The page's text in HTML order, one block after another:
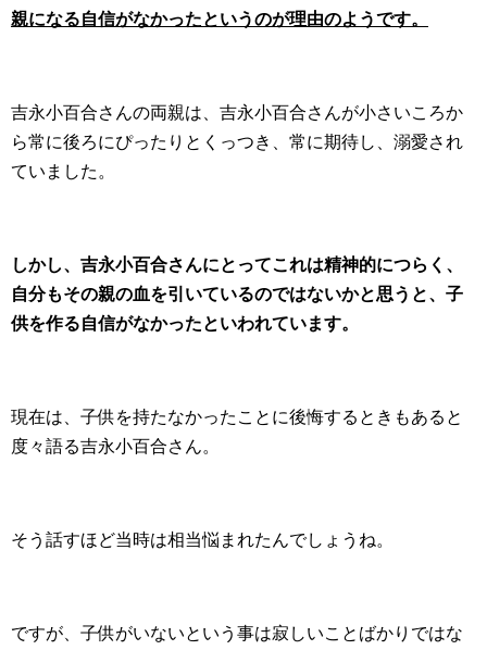
親になる自信がなかったというのが理由のようです。
吉永小百合さんの両親は、吉永小百合さんが小さいころか
ら常に後ろにぴったりとくっつき、常に期待し、溺愛され
ていました。
しかし、吉永小百合さんにとってこれは精神的につらく、
自分もその親の血を引いているのではないかと思うと、子
供を作る自信がなかったといわれています。
現在は、子供を持たなかったことに後悔するときもあると
度々語る吉永小百合さん。
そう話すほど当時は相当悩まれたんでしょうね。
ですが、子供がいないという事は寂しいことばかりではな